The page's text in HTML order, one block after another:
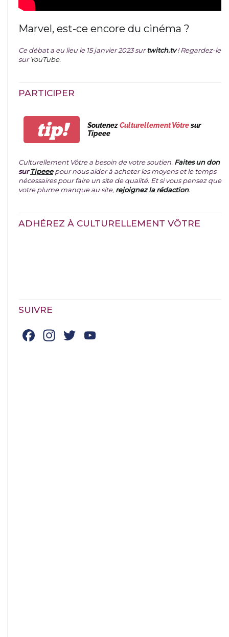
Marvel, est-ce encore du cinéma ?
Ce débat a eu lieu le 15 janvier 2023 surtwitch.tv ! Regardez-le
surYouTube.
PARTICIPER
tip! SoutenezCulturellement Vôtresur
Tipeee
Culturellement Vôtre a besoin de votre soutien. Faites un don
surTipeeepour nous aider à acheter les moyens et le temps
nécessaires pour faire un site de qualité. Et si vous pensez que
votre plume manque au site, rejoignez la rédaction.
ADHÉREZ À CULTURELLEMENT VÔTRE
SUIVRE
Facebook
Instagram
Twitter